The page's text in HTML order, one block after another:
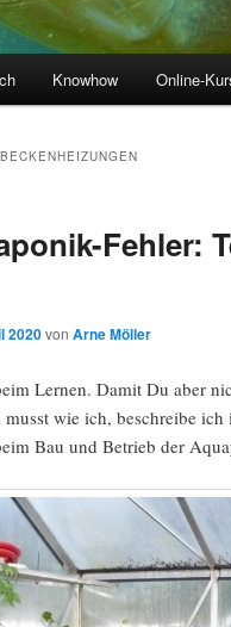
Knowhow Online-
BECKENHEIZUNGEN
Fehler:
2020von Arne Möller
Lernen. Damit Du aber
musst wie ich, beschreibe
Bau und Betrieb der